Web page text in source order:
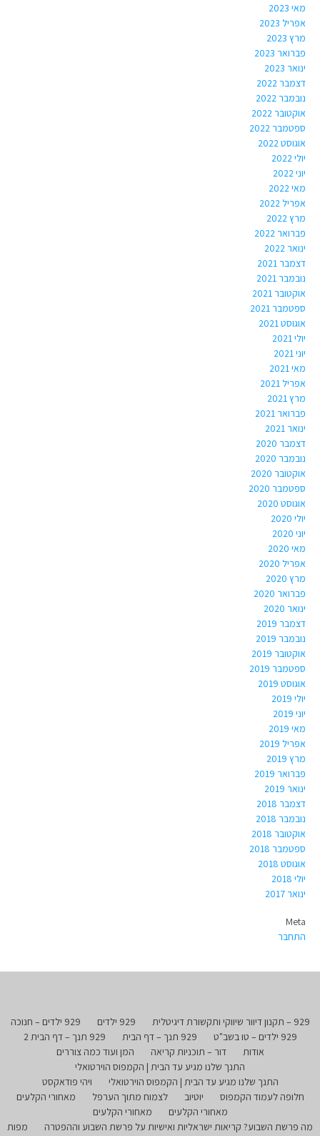
מאי 2023
אפריל 2023
מרץ 2023
פברואר 2023
ינואר 2023
דצמבר 2022
נובמבר 2022
אוקטובר 2022
ספטמבר 2022
אוגוסט 2022
יולי 2022
יוני 2022
מאי 2022
אפריל 2022
מרץ 2022
פברואר 2022
ינואר 2022
דצמבר 2021
נובמבר 2021
אוקטובר 2021
ספטמבר 2021
אוגוסט 2021
יולי 2021
יוני 2021
מאי 2021
אפריל 2021
מרץ 2021
פברואר 2021
ינואר 2021
דצמבר 2020
נובמבר 2020
אוקטובר 2020
ספטמבר 2020
אוגוסט 2020
יולי 2020
יוני 2020
מאי 2020
אפריל 2020
מרץ 2020
פברואר 2020
ינואר 2020
דצמבר 2019
נובמבר 2019
אוקטובר 2019
ספטמבר 2019
אוגוסט 2019
יולי 2019
יוני 2019
מאי 2019
אפריל 2019
מרץ 2019
פברואר 2019
ינואר 2019
דצמבר 2018
נובמבר 2018
אוקטובר 2018
ספטמבר 2018
אוגוסט 2018
יולי 2018
ינואר 2017
Meta
התחבר
929 – תקנון דיוור שיווקי ותקשורת דיגיטלית 929 ילדים
929 ילדים – חנוכה
929 ילדים – טו בשב"ט
929 תנך – דף הבית
929 תנך – דף הבית 2
אודות
דור – תוכניות קריאה
המן ועוד כמה צוררים
התנך שלנו מגיע עד הבית | הקמפוס הוירטואלי
התנך שלנו מגיע עד הבית | הקמפוס הוירטואלי
ויהי פודאקסט
חלופה לעמוד הקמפוס
יוטיוב לצמוח מתוך הערפל
מאחורי הקלעים
מאחורי הקלעים
מאחורי הקלעים
מה פרשת השבוע? קריאות ישראליות ואישיות על פרשת השבוע וההפטרה
מפות